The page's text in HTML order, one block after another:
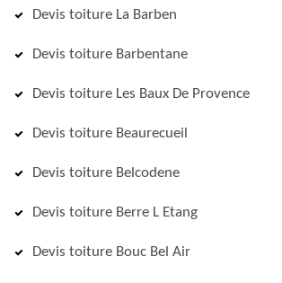
Devis toiture La Barben
Devis toiture Barbentane
Devis toiture Les Baux De Provence
Devis toiture Beaurecueil
Devis toiture Belcodene
Devis toiture Berre L Etang
Devis toiture Bouc Bel Air